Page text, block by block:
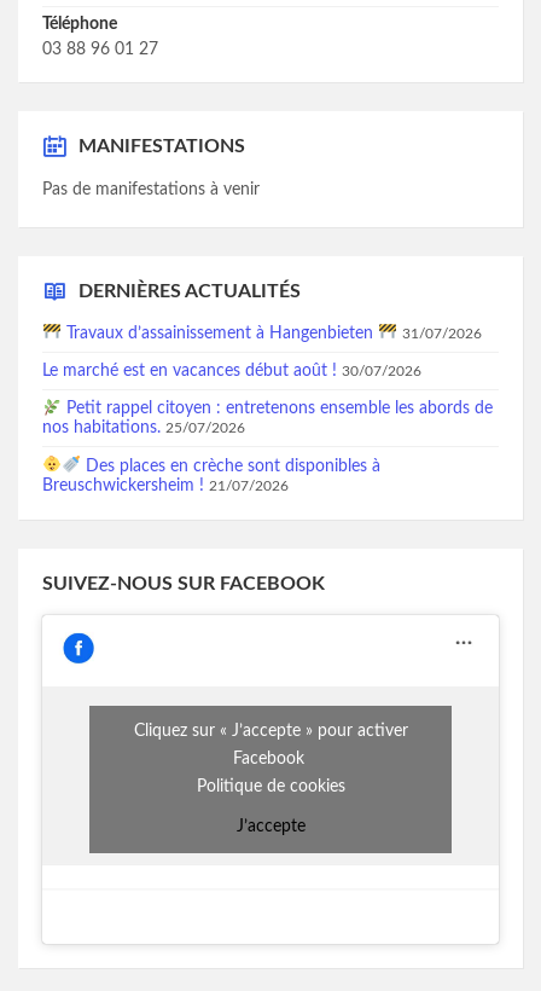
Téléphone
03 88 96 01 27
MANIFESTATIONS
Pas de manifestations à venir
DERNIÈRES ACTUALITÉS
Travaux d’assainissement à Hangenbieten 31/07/2026
Le marché est en vacances début août ! 30/07/2026
Petit rappel citoyen : entretenons ensemble les abords de
nos habitations. 25/07/2026
Des places en crèche sont disponibles à
Breuschwickersheim ! 21/07/2026
SUIVEZ-NOUS SUR FACEBOOK
Cliquez sur « J’accepte » pour activer
Facebook
Politique de cookies
J’accepte